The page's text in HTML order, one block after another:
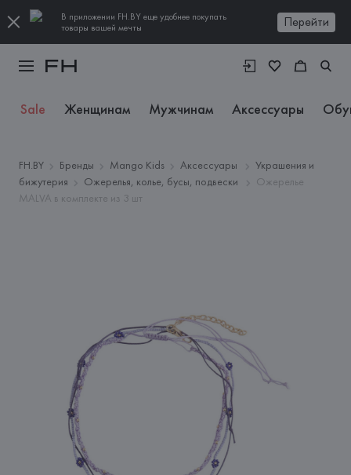
В приложении FH.BY еще удобнее покупать
товары вашей мечты
Перейти
Sale Женщинам Мужчинам Аксессуары
FH.BY Бренды Mango Kids Аксессуары
Украшения и
бижутерия
Ожерелья, колье, бусы, подвески
Ожерелье
MALVA в комплекте из 3 шт